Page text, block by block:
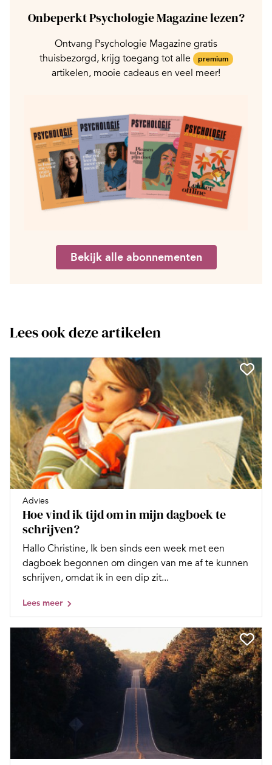
Onbeperkt Psychologie Magazine lezen?
Ontvang Psychologie Magazine gratis
thuisbezorgd, krijg toegang tot alle
premium
artikelen, mooie cadeaus en veel meer!
Bekijk alle abonnementen
Lees ook deze artikelen
Advies
Hoe vind ik tijd om in mijn dagboek te
schrijven?
Hallo Christine, Ik ben sinds een week met een
dagboek begonnen om dingen van me af te kunnen
schrijven, omdat ik in een dip zit...
Lees meer